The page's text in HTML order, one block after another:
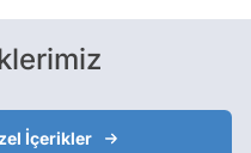
İçerikler